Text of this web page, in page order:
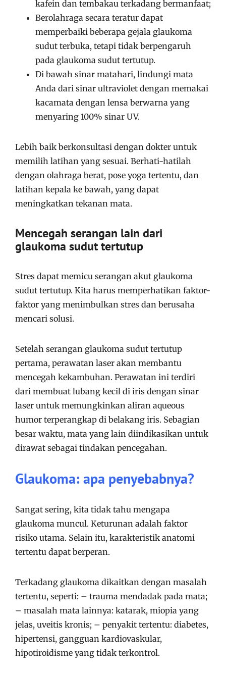
kafein dan tembakau terkadang bermanfaat;
Berolahraga secara teratur dapat
memperbaiki beberapa gejala glaukoma
sudut terbuka, tetapi tidak berpengaruh
pada glaukoma sudut tertutup.
Di bawah sinar matahari, lindungi mata
Anda dari sinar ultraviolet dengan memakai
kacamata dengan lensa berwarna yang
menyaring 100% sinar UV.
Lebih baik berkonsultasi dengan dokter untuk
memilih latihan yang sesuai. Berhati-hatilah
dengan olahraga berat, pose yoga tertentu, dan
latihan kepala ke bawah, yang dapat
meningkatkan tekanan mata.
Mencegah serangan lain dari
glaukoma sudut tertutup
Stres dapat memicu serangan akut glaukoma
sudut tertutup. Kita harus memperhatikan faktor-
faktor yang menimbulkan stres dan berusaha
mencari solusi.
Setelah serangan glaukoma sudut tertutup
pertama, perawatan laser akan membantu
mencegah kekambuhan. Perawatan ini terdiri
dari membuat lubang kecil di iris dengan sinar
laser untuk memungkinkan aliran aqueous
humor terperangkap di belakang iris. Sebagian
besar waktu, mata yang lain diindikasikan untuk
dirawat sebagai tindakan pencegahan.
Glaukoma: apa penyebabnya?
Sangat sering, kita tidak tahu mengapa
glaukoma muncul. Keturunan adalah faktor
risiko utama. Selain itu, karakteristik anatomi
tertentu dapat berperan.
Terkadang glaukoma dikaitkan dengan masalah
tertentu, seperti: – trauma mendadak pada mata;
– masalah mata lainnya: katarak, miopia yang
jelas, uveitis kronis; – penyakit tertentu: diabetes,
hipertensi, gangguan kardiovaskular,
hipotiroidisme yang tidak terkontrol.